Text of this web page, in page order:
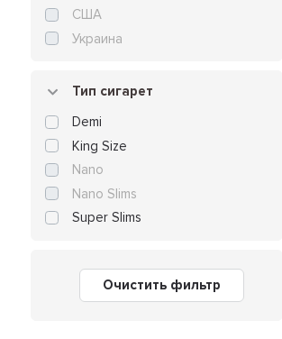
США
Украина
Тип сигарет
Demi
King Size
Nano
Nano Slims
Super Slims
Очистить фильтр